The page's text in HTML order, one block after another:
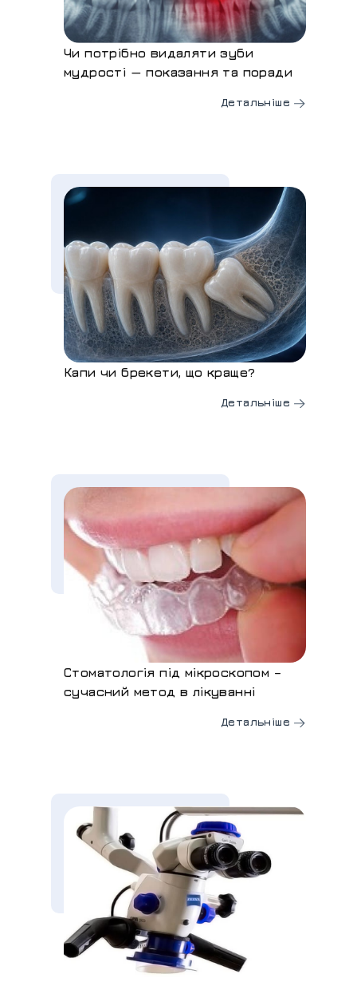
Чи потрібно видаляти зуби
мудрості — показання та поради
Детальніше
Капи чи брекети, що краще?
Детальніше
Стоматологія під мікроскопом –
сучасний метод в лікуванні
Детальніше